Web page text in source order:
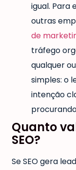
igual. Para
outras
de
tráfego
qualquer
simples: o
intenção
Quanto
SEO?
Se SEO gera